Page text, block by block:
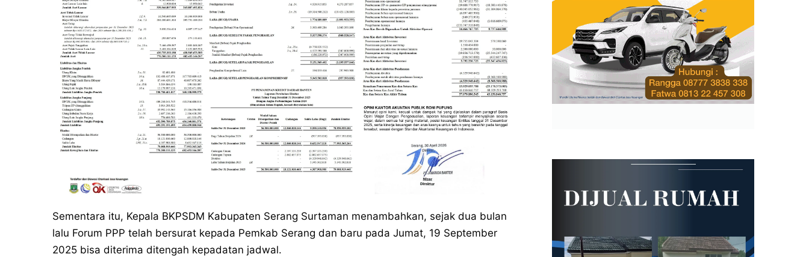
Sementara itu, Kepala BKPSDM Kabupaten Serang Surtaman menambahkan, sejak dua bulan
lalu Forum PPP telah bersurat kepada Pemkab Serang dan baru pada Jumat, 19 September
2025 bisa diterima ditengah kepadatan jadwal.